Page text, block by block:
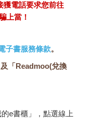
獲電話要求您前往
上當！
子書服務條款。
「Readmoo(兌換
e書櫃」，點選線上